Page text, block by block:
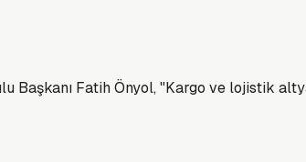
Fatih Önyol, "Kargo ve lojistik